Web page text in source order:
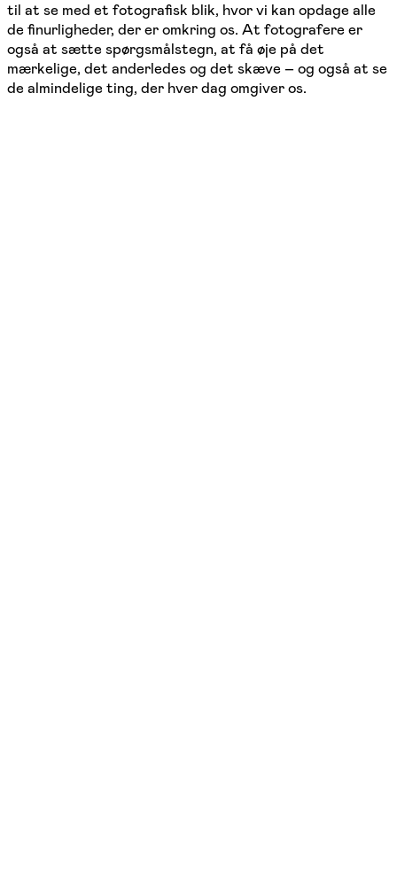
til at se med et fotografisk blik, hvor vi kan opdage alle
de finurligheder, der er omkring os. At fotografere er
også at sætte spørgsmålstegn, at få øje på det
mærkelige, det anderledes og det skæve – og også at se
de almindelige ting, der hver dag omgiver os.